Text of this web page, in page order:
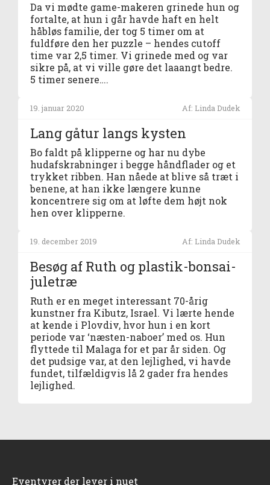
Da vi mødte game-makeren grinede hun og
fortalte, at hun i går havde haft en helt
håbløs familie, der tog 5 timer om at
fuldføre den her puzzle – hendes cutoff
time var 2,5 timer. Vi grinede med og var
sikre på, at vi ville gøre det laaangt bedre.
5 timer senere….
19. januar 2020 Af: Linda Dudek
Lang gåtur langs kysten
Bo faldt på klipperne og har nu dybe
hudafskrabninger i begge håndflader og et
trykket ribben. Han nåede at blive så træt i
benene, at han ikke længere kunne
koncentrere sig om at løfte dem højt nok
hen over klipperne.
19. december 2019 Af: Linda Dudek
Besøg af Ruth og plastik-bonsai-
juletræ
Ruth er en meget interessant 70-årig
kunstner fra Kibutz, Israel. Vi lærte hende
at kende i Plovdiv, hvor hun i en kort
periode var ‘næsten-naboer’ med os. Hun
flyttede til Malaga for et par år siden. Og
det pudsige var, at den lejlighed, vi havde
fundet, tilfældigvis lå 2 gader fra hendes
lejlighed.
Eventyrer der lever i nuet